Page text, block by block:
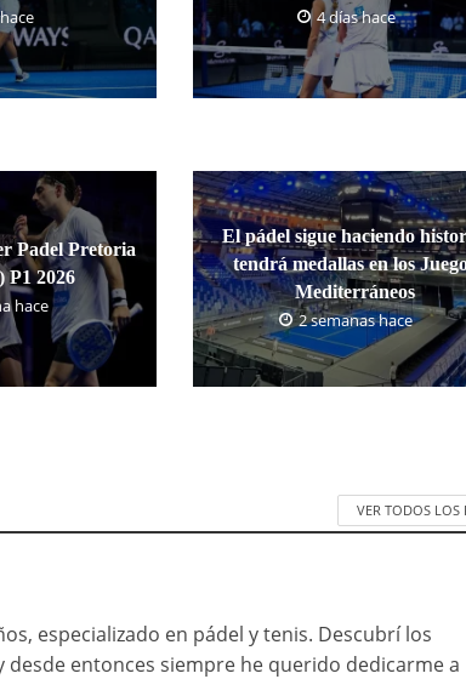
4 días hace
Padel Pretoria
P1 2026
hace
El pádel sigue haciendo
tendrá medallas en los
Mediterráneos
2 semanas hace
VER TODOS LOS
especializado en pádel y tenis. Descubrí los
entonces siempre he querido dedicarme a